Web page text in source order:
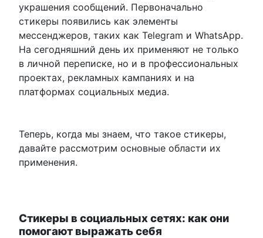
украшения сообщений. Первоначально
стикеры появились как элементы
мессенджеров, таких как Telegram и WhatsApp.
На сегодняшний день их применяют не только
в личной переписке, но и в профессиональных
проектах, рекламных кампаниях и на
платформах социальных медиа.
Теперь, когда мы знаем, что такое стикеры,
давайте рассмотрим основные области их
применения.
Стикеры в социальных сетях: как они
помогают выражать себя